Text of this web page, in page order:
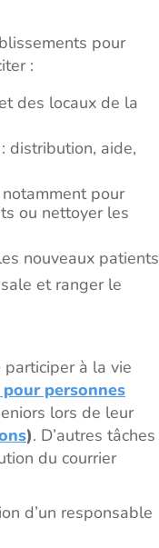
pour
:
des locaux de la
distribution, aide,
pour
ou nettoyer les
nouveaux patients
sale et ranger le
à la vie
personnes
lors de leur
). D’autres tâches
du courrier
d’un responsable